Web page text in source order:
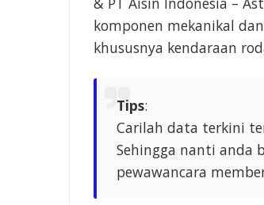
komponen mekanikal
khususnya kendaraan
Tips:
Carilah data terkini
Sehingga nanti anda
pewawancara